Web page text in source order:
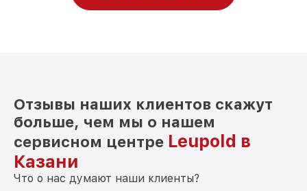
Отзывы наших клиентов скажут
больше, чем мы о нашем
сервисном центре Leupold в
Казани
Что о нас думают наши клиенты?